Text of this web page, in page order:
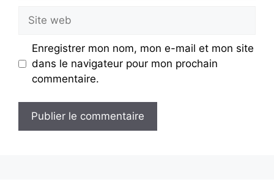
web
Enregistrer mon nom, mon e-mail et mon site
dans le navigateur pour mon prochain
commentaire.